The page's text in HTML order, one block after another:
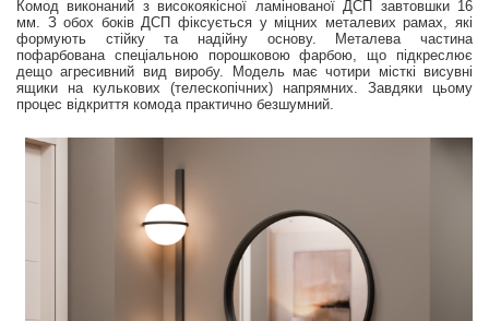
Комод виконаний з високоякісної ламінованої ДСП завтовшки 16
мм. З обох боків ДСП фіксується у міцних металевих рамах, які
формують стійку та надійну основу. Металева частина
пофарбована спеціальною порошковою фарбою, що підкреслює
дещо агресивний вид виробу. Модель має чотири місткі висувні
ящики на кулькових (телескопічних) напрямних. Завдяки цьому
процес відкриття комода практично безшумний.